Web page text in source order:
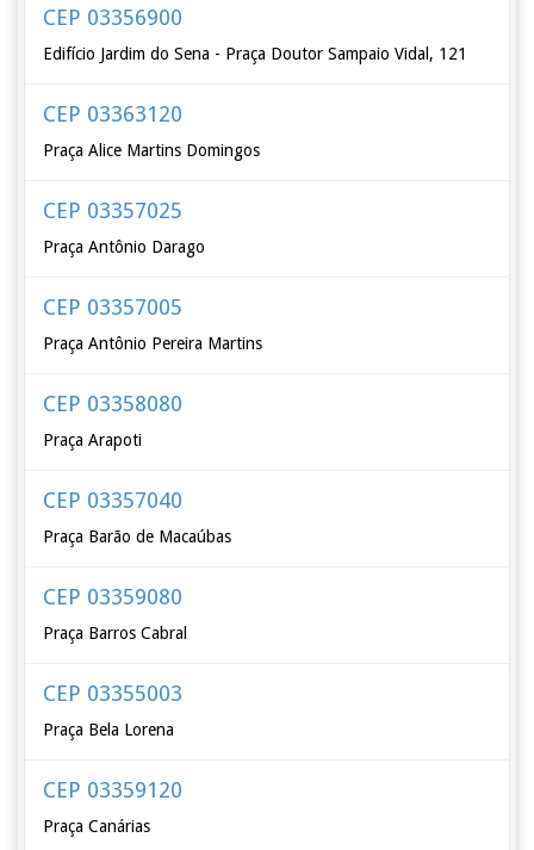
CEP 03356900
Edifício Jardim do Sena - Praça Doutor Sampaio Vidal, 121
CEP 03363120
Praça Alice Martins Domingos
CEP 03357025
Praça Antônio Darago
CEP 03357005
Praça Antônio Pereira Martins
CEP 03358080
Praça Arapoti
CEP 03357040
Praça Barão de Macaúbas
CEP 03359080
Praça Barros Cabral
CEP 03355003
Praça Bela Lorena
CEP 03359120
Praça Canárias